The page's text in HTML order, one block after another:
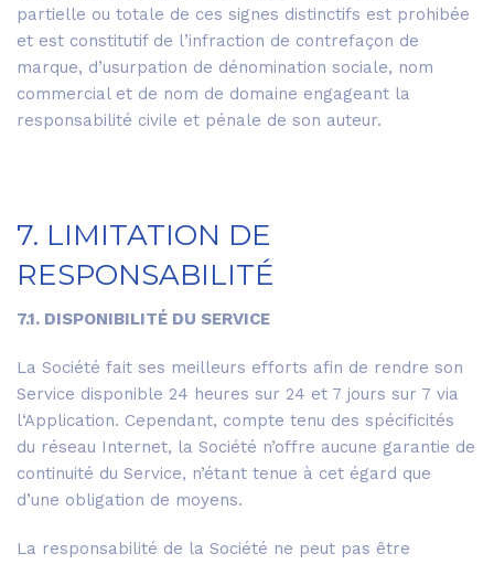
partielle ou totale de ces signes distinctifs est prohibée
et est constitutif de l’infraction de contrefaçon de
marque, d’usurpation de dénomination sociale, nom
commercial et de nom de domaine engageant la
responsabilité civile et pénale de son auteur.
7. LIMITATION DE
RESPONSABILITÉ
7.1. DISPONIBILITÉ DU SERVICE
La Société fait ses meilleurs efforts afin de rendre son
Service disponible 24 heures sur 24 et 7 jours sur 7 via
l‘Application. Cependant, compte tenu des spécificités
du réseau Internet, la Société n’offre aucune garantie de
continuité du Service, n’étant tenue à cet égard que
d’une obligation de moyens.
La responsabilité de la Société ne peut pas être